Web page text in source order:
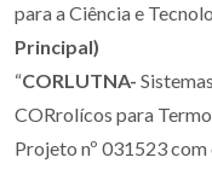
para a Ciência e
“CORLUTNA-
CORrolícos para
Projeto nº 031523